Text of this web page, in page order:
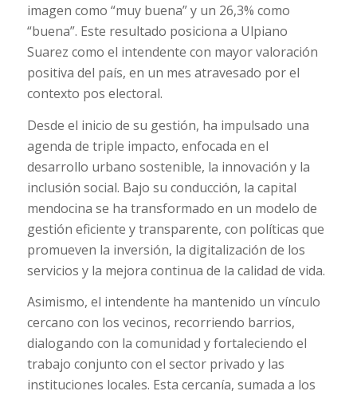
imagen como “muy buena” y un 26,3% como
“buena”. Este resultado posiciona a Ulpiano
Suarez como el intendente con mayor valoración
positiva del país, en un mes atravesado por el
contexto pos electoral.
Desde el inicio de su gestión, ha impulsado una
agenda de triple impacto, enfocada en el
desarrollo urbano sostenible, la innovación y la
inclusión social. Bajo su conducción, la capital
mendocina se ha transformado en un modelo de
gestión eficiente y transparente, con políticas que
promueven la inversión, la digitalización de los
servicios y la mejora continua de la calidad de vida.
Asimismo, el intendente ha mantenido un vínculo
cercano con los vecinos, recorriendo barrios,
dialogando con la comunidad y fortaleciendo el
trabajo conjunto con el sector privado y las
instituciones locales. Esta cercanía, sumada a los